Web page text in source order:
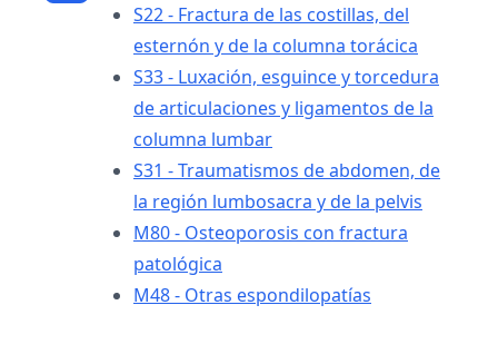
S22 - Fractura de las costillas, del
esternón y de la columna torácica
S33 - Luxación, esguince y torcedura
de articulaciones y ligamentos de la
columna lumbar
S31 - Traumatismos de abdomen, de
la región lumbosacra y de la pelvis
M80 - Osteoporosis con fractura
patológica
M48 - Otras espondilopatías